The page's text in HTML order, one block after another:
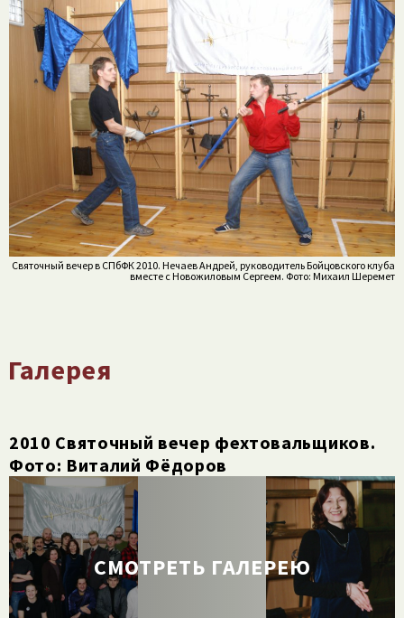
Святочный вечер в СПбФК 2010. Нечаев Андрей, руководитель Бойцовского клуба
вместе с Новожиловым Сергеем. Фото: Михаил Шеремет
Галерея
2010 Святочный вечер фехтовальщиков.
Фото: Виталий Фёдоров
СМОТРЕТЬ ГАЛЕРЕЮ